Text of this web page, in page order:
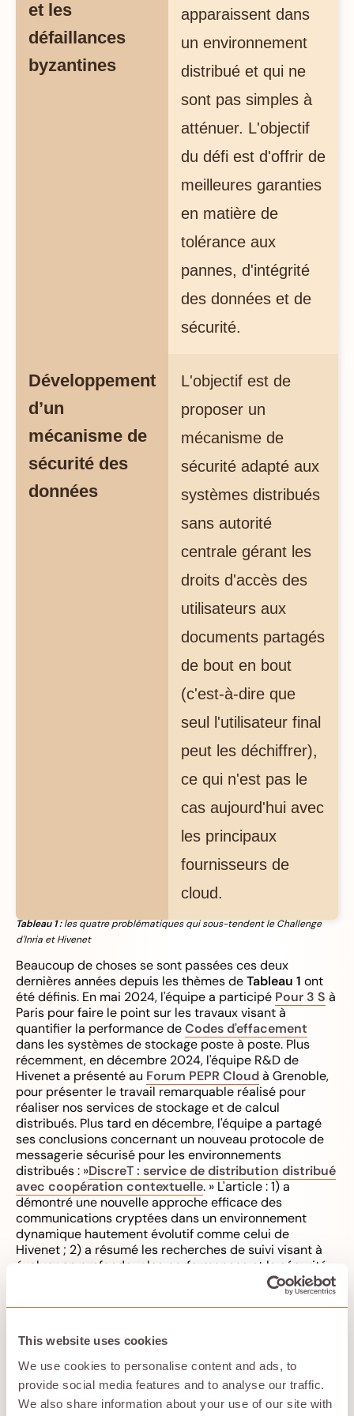
This website uses cookies
We use cookies to personalise content and ads, to
provide social media features and to analyse our traffic.
We also share information about your use of our site with
et les
défaillances
byzantines
apparaissent dans
un environnement
distribué et qui ne
sont pas simples à
atténuer. L'objectif
du défi est d'offrir de
meilleures garanties
en matière de
tolérance aux
pannes, d'intégrité
des données et de
sécurité.
Développement
d’un
mécanisme de
sécurité des
données
L'objectif est de
proposer un
mécanisme de
sécurité adapté aux
systèmes distribués
sans autorité
centrale gérant les
droits d'accès des
utilisateurs aux
documents partagés
de bout en bout
(c'est-à-dire que
seul l'utilisateur final
peut les déchiffrer),
ce qui n'est pas le
cas aujourd'hui avec
les principaux
fournisseurs de
cloud.
Tableau 1 :les quatre problématiques qui sous-tendent le Challenge
d'Inria et Hivenet
Beaucoup de choses se sont passées ces deux
dernières années depuis les thèmes deTableau 1 ont
été définis. En mai 2024, l'équipe a participé Pour 3 S à
Paris pour faire le point sur les travaux visant à
quantifier la performance deCodes d'effacement
dans les systèmes de stockage poste à poste. Plus
récemment, en décembre 2024, l'équipe R&D de
Hivenet a présenté au Forum PEPR Cloudà Grenoble,
pour présenter le travail remarquable réalisé pour
réaliser nos services de stockage et de calcul
distribués. Plus tard en décembre, l'équipe a partagé
ses conclusions concernant un nouveau protocole de
messagerie sécurisé pour les environnements
distribués : »DiscreT : service de distribution distribué
avec coopération contextuelle. » L'article : 1) a
démontré une nouvelle approche efficace des
communications cryptées dans un environnement
dynamique hautement évolutif comme celui de
Hivenet ; 2) a résumé les recherches de suivi visant à
évaluer en profondeur les performances et la sécurité
du mécanisme proposé et à formaliser les propositions.
À propos des codes d'effacement :nous n'entrerons
simplement que les codes d'effacement sont une
données en morceaux et les code de manière à pouvoir
les réassembler dans leur forme d'origine sans que
toutes les pièces soient disponibles. Plus précisément,